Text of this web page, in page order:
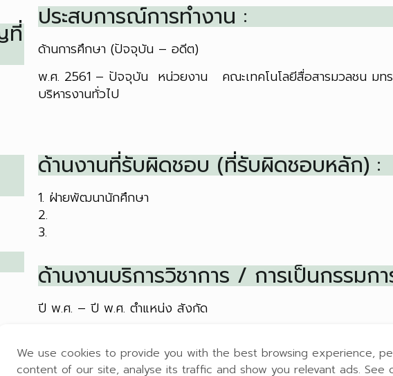
ที่
ประสบการณ์การทำงาน :
ด้านการศึกษา (ปัจจุบัน – อดีต)
พ.ศ. 2561 – ปัจจุบัน หน่วยงาน คณะเทคโนโลยีสื่อสารมวลชน มท
บริหารงานทั่วไป
ด้านงานที่รับผิดชอบ (ที่รับผิดชอบหลัก) :
1. ฝ่ายพัฒนานักศึกษา
2.
3.
ด้านงานบริการวิชาการ / การเป็นกรรมก
ปี พ.ศ. – ปี พ.ศ. ตำแหน่ง สังกัด
ด้านการทำงานร่วมภาคอุตสาหกรรม :
We use cookies to provide you with the best browsing experience,
content of our site, analyse its traffic and show you relevant ads. See